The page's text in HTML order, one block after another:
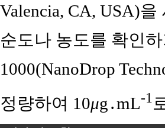
Valencia, CA, USA)
순도나 농도를 확인
1000(NanoDrop
정량하여 10μg․mL-1